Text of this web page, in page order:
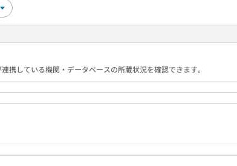
携している機関・データベースの所蔵状況を確認できます。